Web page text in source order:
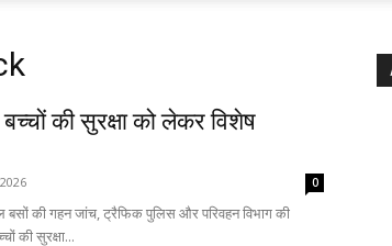
की सुरक्षा को लेकर विशेष
0
की गहन जांच, ट्रैफिक पुलिस और परिवहन विभाग की
की सुरक्षा...